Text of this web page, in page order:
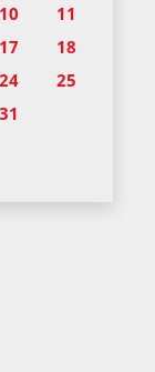
10
11
17
18
24
25
31